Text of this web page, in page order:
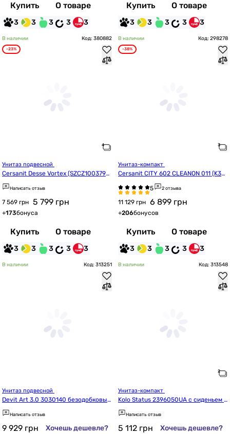
Купить О товаре
3 3 3 3 3
Купить О товаре
3 3 3 3 3
В наличии Код: 380882
-23%
Cersanit Desse Vortex (SZCZ1003790
001)
Написать отзыв
7 569 грн 5 799 грн
+173бонуса
Купить О товаре
3 3 3 3 3
В наличии Код: 298278
-38%
Cersanit CITY 602 CLEANON 011 (K35-
036/CCKZ1013881894)
2 отзыва
11 129 грн 6 899 грн
+206бонусов
Купить О товаре
3 3 3 3 3
В наличии Код: 313251
Devit Art 3.0 3030140 безодобковый
с крышкой soft-close, Vortex Flush, б
елый глянец
Написать отзыв
9 929 грн Хочешь дешевле?
В наличии Код: 313548
Kolo Status 2396050UA с сиденьем и
з дюропласта
Написать отзыв
5 112 грн Хочешь дешевле?